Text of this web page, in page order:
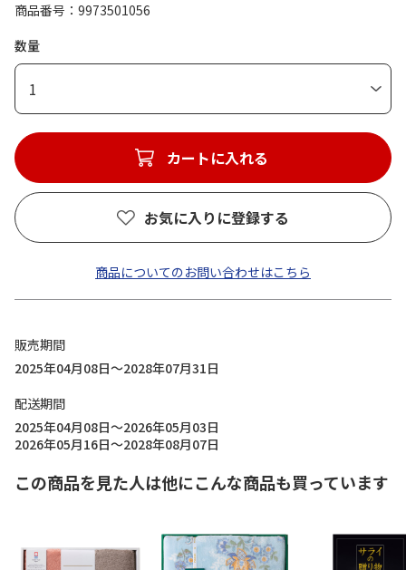
商品番号
9973501056
数量
1
カートに入れる
お気に入りに登録する
商品についてのお問い合わせはこちら
販売期間
2025年04月08日～2028年07月31日
配送期間
2025年04月08日～2026年05月03日
2026年05月16日～2028年08月07日
この商品を見た人は他にこんな商品も買っています